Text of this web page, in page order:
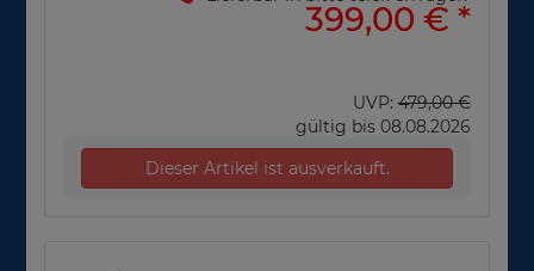
399,00 € *
UVP:479,00 €
gültig bis 08.08.2026
Dieser Artikel ist ausverkauft.